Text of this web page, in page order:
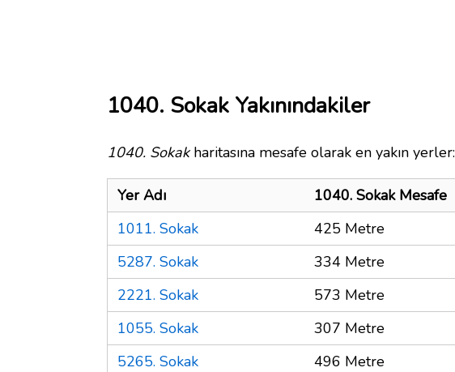
1040. Sokak Yakınındakiler
1040. Sokakharitasına mesafe olarak en yakın yerler:
Yer Adı
1040. Sokak Mesafe
1011. Sokak
425 Metre
5287. Sokak
334 Metre
2221. Sokak
573 Metre
1055. Sokak
307 Metre
5265. Sokak
496 Metre